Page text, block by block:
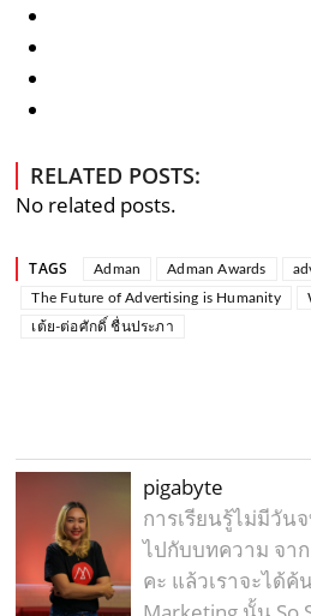
RELATED POSTS:
No related posts.
TAGS Adman Adman Awards
The Future of Advertising is Humanity
เต้ย-ต่อศักดิ์ ชื่นประภา
pigabyte
การเรียนรู้ไม่มีวัน
ไปกับบทความ จา
คะ แล้วเราจะได้